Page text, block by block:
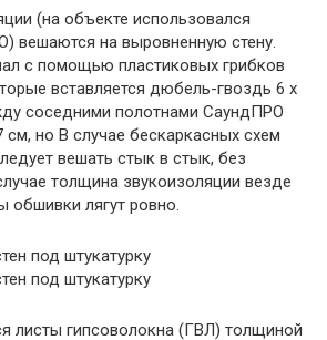
(на объекте использовался
вешаются на выровненную стену.
с помощью пластиковых грибков
вставляется дюбель-гвоздь 6 х
соседними полотнами СаундПРО
см, но В случае бескаркасных схем
вешать стык в стык, без
толщина звукоизоляции везде
обшивки лягут ровно.
листы гипсоволокна (ГВЛ) толщиной